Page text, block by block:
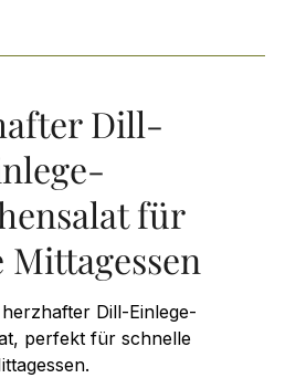
Dill-
für
Mittagessen
Dill-Einlege-
perfekt für schnelle